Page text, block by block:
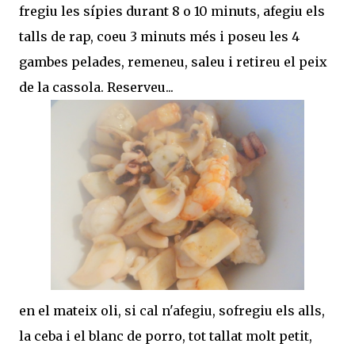
fregiu les sípies durant 8 o 10 minuts, afegiu els
talls de rap, coeu 3 minuts més i poseu les 4
gambes pelades, remeneu, saleu i retireu el peix
de la cassola. Reserveu...
en el mateix oli, si cal n'afegiu, sofregiu els alls,
la ceba i el blanc de porro, tot tallat molt petit,